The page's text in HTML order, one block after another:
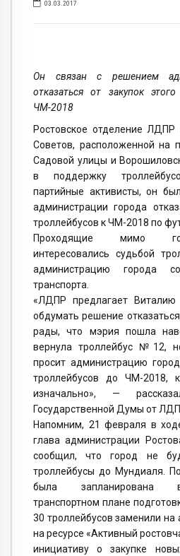
03.03.2017
Он связан с решением
отказаться от закупок
ЧМ-2018
Ростовское отделение
Советов, расположенной на
Садовой улицы и
в поддержку
партийные активисты, он
администрации города
троллейбусов к ЧМ-2018 по
Проходящие мимо
интересовались судьбой
администрацию города
транспорта.
«ЛДПР предлагает
обдумать решение
рады, что мэрия пошла
вернула троллейбус №12,
просит администрацию
троллейбусов до ЧМ-2018,
изначально», —
Государственной Думы от
Напомним, 21 февраля в
глава администрации
сообщил, что город не
троллейбусы до Мундиаля.
была запланирована
транспортном плане
30 троллейбусов заменили на
на ресурсе «Активный
инициативу о закупке